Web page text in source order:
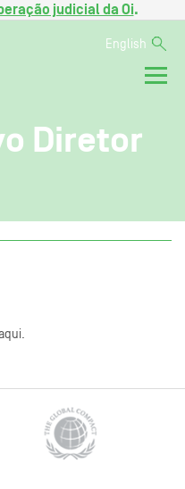
judicial da Oi.
English
Diretor